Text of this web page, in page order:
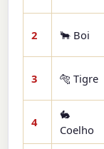
2 🐂 Boi
3 🐅 Tigre
4
🐇
Coelho